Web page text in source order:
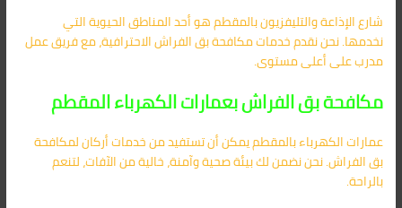
شارع الإذاعة والتليفزيون بالمقطم هو أحد المناطق الحيوية التي
نخدمها. نحن نقدم خدمات مكافحة بق الفراش الاحترافية، مع فريق عمل
مدرب على أعلى مستوى.
مكافحة بق الفراش بعمارات الكهرباء المقطم
عمارات الكهرباء بالمقطم يمكن أن تستفيد من خدمات أركان لمكافحة
بق الفراش. نحن نضمن لك بيئة صحية وآمنة، خالية من الآفات، لتنعم
بالراحة.